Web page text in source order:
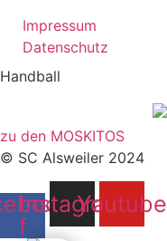
Impressum
Datenschutz
Handball
zu den MOSKITOS
© SC Alsweiler 2024
f
Instagram
Youtube